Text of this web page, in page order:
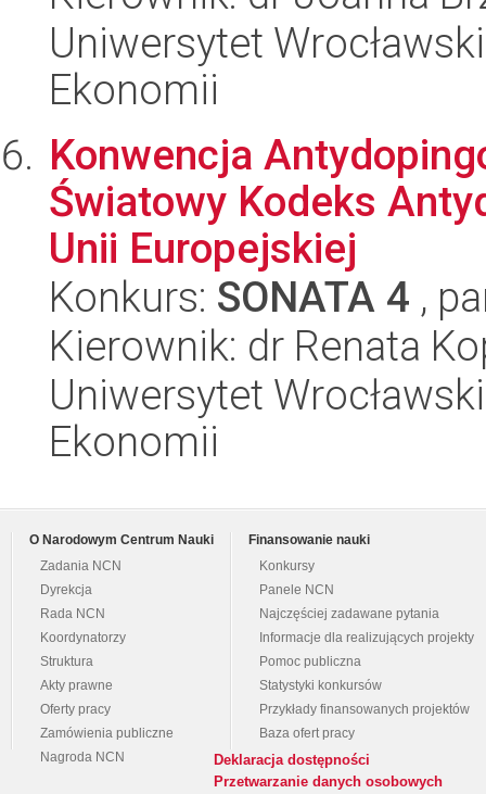
Uniwersytet
Ekonomii
Konwencja
Światowy Kodeks
Unii Europejskiej
Konkurs: SONATA 4 ,
Kierownik: dr Renata
Uniwersytet
Ekonomii
O Narodowym Centrum Nauki
Zadania NCN
Dyrekcja
Rada NCN
Koordynatorzy
Struktura
Akty prawne
Oferty pracy
Zamówienia publiczne
Nagroda NCN
Finansowanie nauki
Konkursy
Panele NCN
Najczęściej zadawane pytania
Informacje dla realizujących projekty
Pomoc publiczna
Statystyki konkursów
Przykłady finansowanych projektów
Baza ofert pracy
Deklaracja dostępności
Przetwarzanie danych osobowych